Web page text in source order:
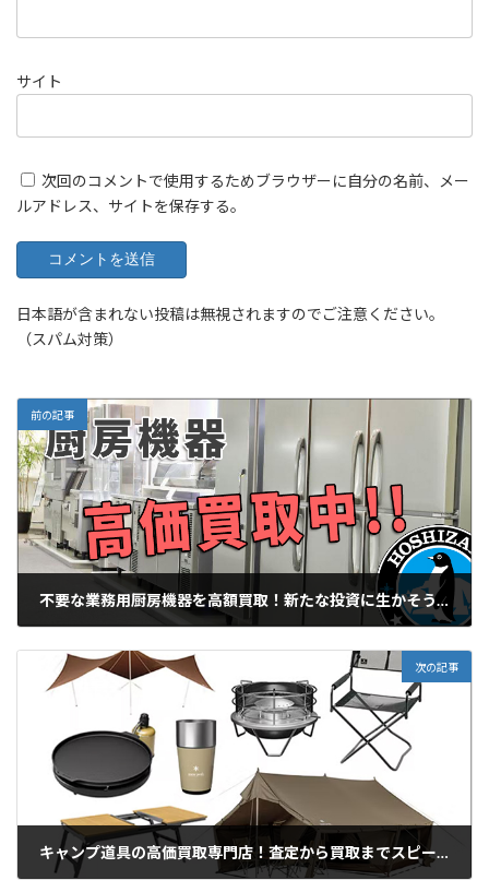
サイト
次回のコメントで使用するためブラウザーに自分の名前、メー
ルアドレス、サイトを保存する。
日本語が含まれない投稿は無視されますのでご注意ください。
（スパム対策）
前の記事
不要な業務用厨房機器を高額買取！新たな投資に生かそう！
次の記事
キャンプ道具の高価買取専門店！査定から買取までスピーディーに対応いたします